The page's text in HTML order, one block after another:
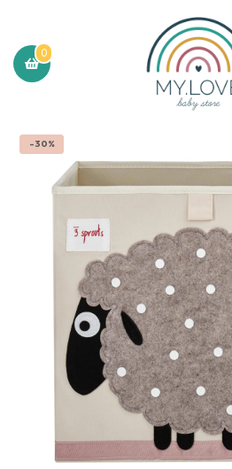
0
-30%